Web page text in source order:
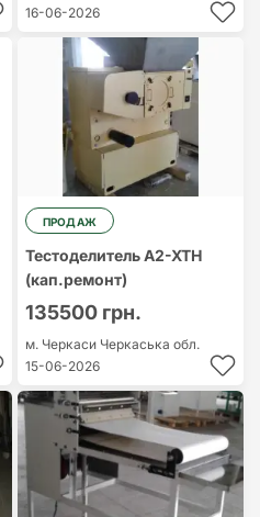
16-06-2026
ПРОДАЖ
Тестоделитель А2-ХТН
(кап.ремонт)
135500 грн.
м. Черкаси Черкаська обл.
15-06-2026